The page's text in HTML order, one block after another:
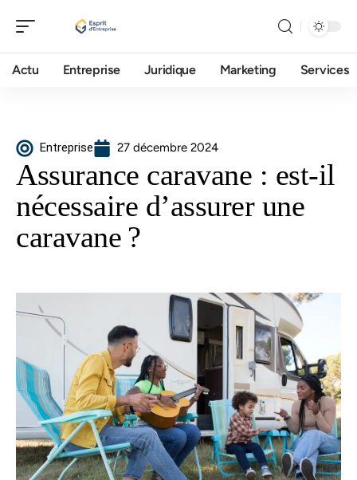
Actu Entreprise Juridique Marketing Services
Entreprise 27 décembre 2024
Assurance caravane : est-il
nécessaire d’assurer une
caravane ?